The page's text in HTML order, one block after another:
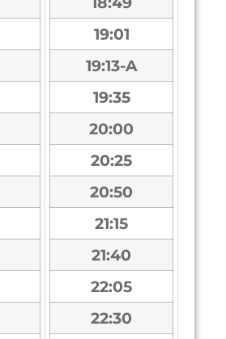
19:01
19:13-A
19:35
20:00
20:25
20:50
21:15
21:40
22:05
22:30